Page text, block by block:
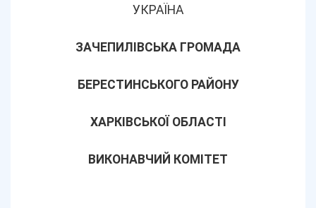
УКРАЇНА
ЗАЧЕПИЛІВСЬКА ГРОМАДА
БЕРЕСТИНСЬКОГО РАЙОНУ
ХАРКІВСЬКОЇ ОБЛАСТІ
ВИКОНАВЧИЙ КОМІТЕТ